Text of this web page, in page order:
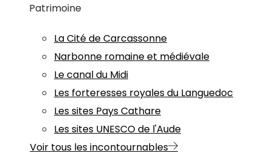
Patrimoine
La Cité de Carcassonne
Narbonne romaine et médiévale
Le canal du Midi
Les forteresses royales du Languedoc
Les sites Pays Cathare
Les sites UNESCO de l'Aude
Voir tous les incontournables